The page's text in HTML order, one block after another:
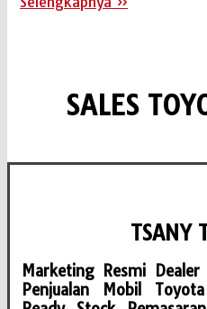
SALES
TSANY
Marketing Resmi
Penjualan Mobil